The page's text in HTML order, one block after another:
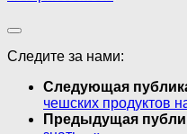
Следите за нами:
Следующая
чешских продуктов
Предыдущая